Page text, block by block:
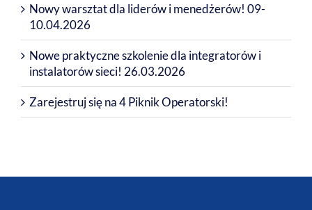
Nowy warsztat dla liderów i menedżerów! 09-
10.04.2026
Nowe praktyczne szkolenie dla integratorów i
instalatorów sieci! 26.03.2026
Zarejestruj się na 4 Piknik Operatorski!